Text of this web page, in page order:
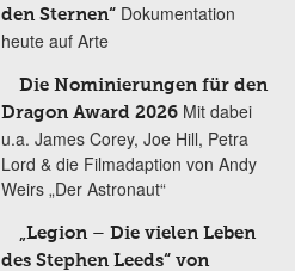
den Sternen“ Dokumentation
heute auf Arte
Die Nominierungen für den
Dragon Award 2026 Mit dabei
u.a. James Corey, Joe Hill, Petra
Lord & die Filmadaption von Andy
Weirs „Der Astronaut“
„Legion – Die vielen Leben
des Stephen Leeds“ von